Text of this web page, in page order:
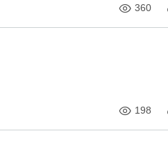
360
198